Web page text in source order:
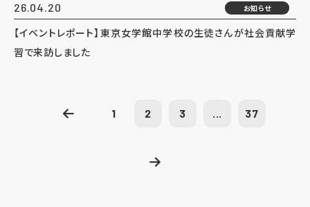
26.04.20 お知らせ
【イベントレポート】東京女学館中学校の生徒さんが社会貢献学
習で来訪しました
1 2 3 ... 37